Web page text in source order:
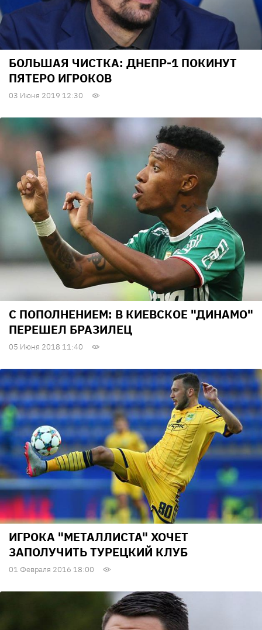
БОЛЬШАЯ ЧИСТКА: ДНЕПР-1 ПОКИНУТ
ПЯТЕРО ИГРОКОВ
03 Июня 2019 12:30
С ПОПОЛНЕНИЕМ: В КИЕВСКОЕ "ДИНАМО"
ПЕРЕШЕЛ БРАЗИЛЕЦ
05 Июня 2018 11:40
ИГРОКА "МЕТАЛЛИСТА" ХОЧЕТ
ЗАПОЛУЧИТЬ ТУРЕЦКИЙ КЛУБ
01 Февраля 2016 18:00